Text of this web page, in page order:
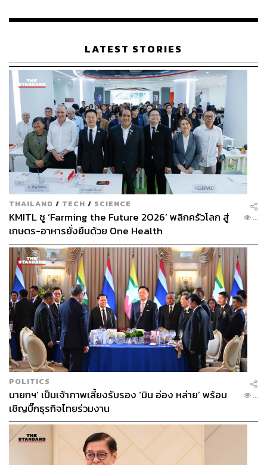
เรือนไทยที่ถูกซุกไว้
LATEST STORIES
THAILAND / TECH / SCIENCE
KMITL ชู ‘Farming the Future 2026’ พลิกครัวโลก สู่
เกษตร-อาหารยั่งยืนด้วย One Health
...
POLITICS
นายกฯ’ เป็นเจ้าภาพเลี้ยงรับรอง ‘มิน อ่อง หล่าย’ พร้อม
เชิญบิ๊กธุรกิจไทยร่วมงาน
...